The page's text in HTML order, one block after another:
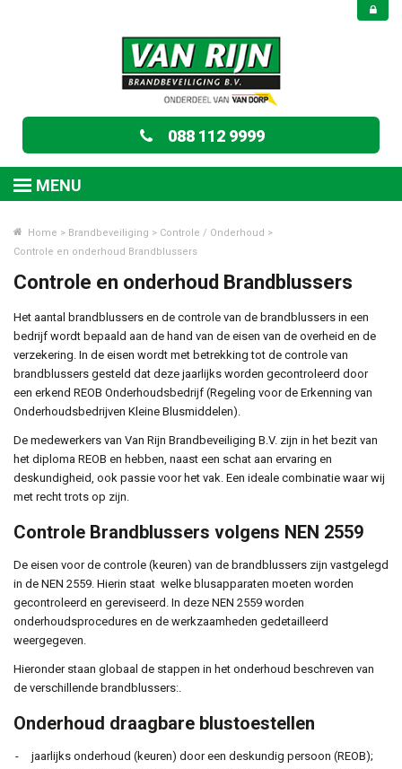
088 112 9999
MENU
Home > Brandbeveiliging > Controle / Onderhoud >
Controle en onderhoud Brandblussers
Controle en onderhoud Brandblussers
Het aantal brandblussers en de controle van de brandblussers in een
bedrijf wordt bepaald aan de hand van de eisen van de overheid en de
verzekering. In de eisen wordt met betrekking tot de controle van
brandblussers gesteld dat deze jaarlijks worden gecontroleerd door
een erkend REOB Onderhoudsbedrijf (Regeling voor de Erkenning van
Onderhoudsbedrijven Kleine Blusmiddelen).
De medewerkers van Van Rijn Brandbeveiliging B.V. zijn in het bezit van
het diploma REOB en hebben, naast een schat aan ervaring en
deskundigheid, ook passie voor het vak. Een ideale combinatie waar wij
met recht trots op zijn.
Controle Brandblussers volgens NEN 2559
De eisen voor de controle (keuren) van de brandblussers zijn vastgelegd
in de NEN 2559. Hierin staat welke blusapparaten moeten worden
gecontroleerd en gereviseerd. In deze NEN 2559 worden
onderhoudsprocedures en de werkzaamheden gedetailleerd
weergegeven.
Hieronder staan globaal de stappen in het onderhoud beschreven van
de verschillende brandblussers:.
Onderhoud draagbare blustoestellen
jaarlijks onderhoud (keuren) door een deskundig persoon (REOB);